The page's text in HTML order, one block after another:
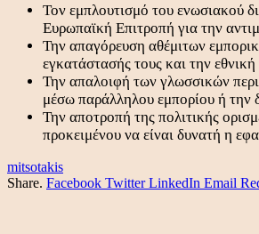
Τον εμπλουτισμό του ενωσιακού
Ευρωπαϊκή Επιτροπή για την
Την απαγόρευση αθέμιτων
εγκατάστασής τους και την
Την απαλοιφή των γλωσσικών
μέσω παράλληλου εμπορίου ή την
Την αποτροπή της πολιτικής
προκειμένου να είναι δυνατή η
mitsotakis
Share. Facebook Twitter LinkedIn Email